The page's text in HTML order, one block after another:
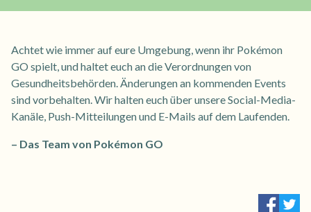
Achtet wie immer auf eure Umgebung, wenn ihr Pokémon
GO spielt, und haltet euch an die Verordnungen von
Gesundheitsbehörden. Änderungen an kommenden Events
sind vorbehalten. Wir halten euch über unsere Social-Media-
Kanäle, Push-Mitteilungen und E-Mails auf dem Laufenden.
– Das Team von Pokémon GO